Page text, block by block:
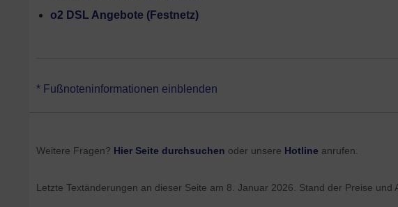
o2 DSL Angebote (Festnetz)
*Die o2 HomeSpot Angebote haben eine Mindestvertragslaufzeit von 24
jederzeit geändert werden. Prüfen Sie vor der Bestellung dieVerfügbarkeit
* Fußnoteninformationen einblenden
Weitere Fragen? Hier Seite durchsuchen oder unsere Hotline anrufen.
Letzte Textänderungen an dieser Seite am 8. Januar 2026 . Stand der Preise